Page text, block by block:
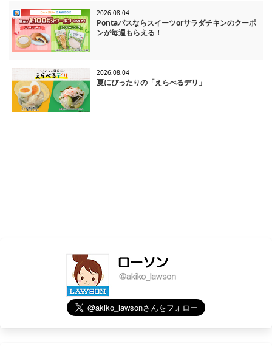
2026.08.04
Pontaパスならスイーツorサラダチキンのクーポ
ンが毎週もらえる！
2026.08.04
夏にぴったりの「えらべるデリ」